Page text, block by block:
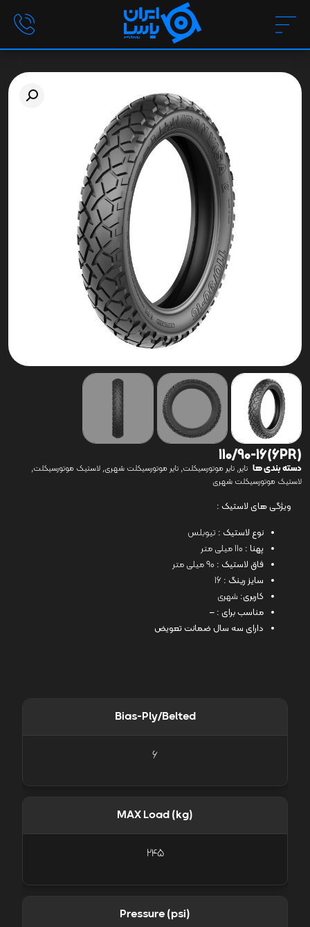
(6PR)110/90-16
دسته بندی ها تایر, تایر موتورسیکلت, تایر موتورسیکلت شهری, لاستیک موتورسیکلت,
لاستیک موتورسیکلت شهری
ویژگی های لاستیک :
نوع لاستیک : تیوبلس
پهنا : 110 میلی متر
فاق لاستیک : 90 میلی متر
سایز رینگ : 16
کاربری: شهری
مناسب برای : –
دارای سه سال ضمانت تعویض
Bias-Ply/Belted
6
MAX Load (kg)
245
Pressure (psi)